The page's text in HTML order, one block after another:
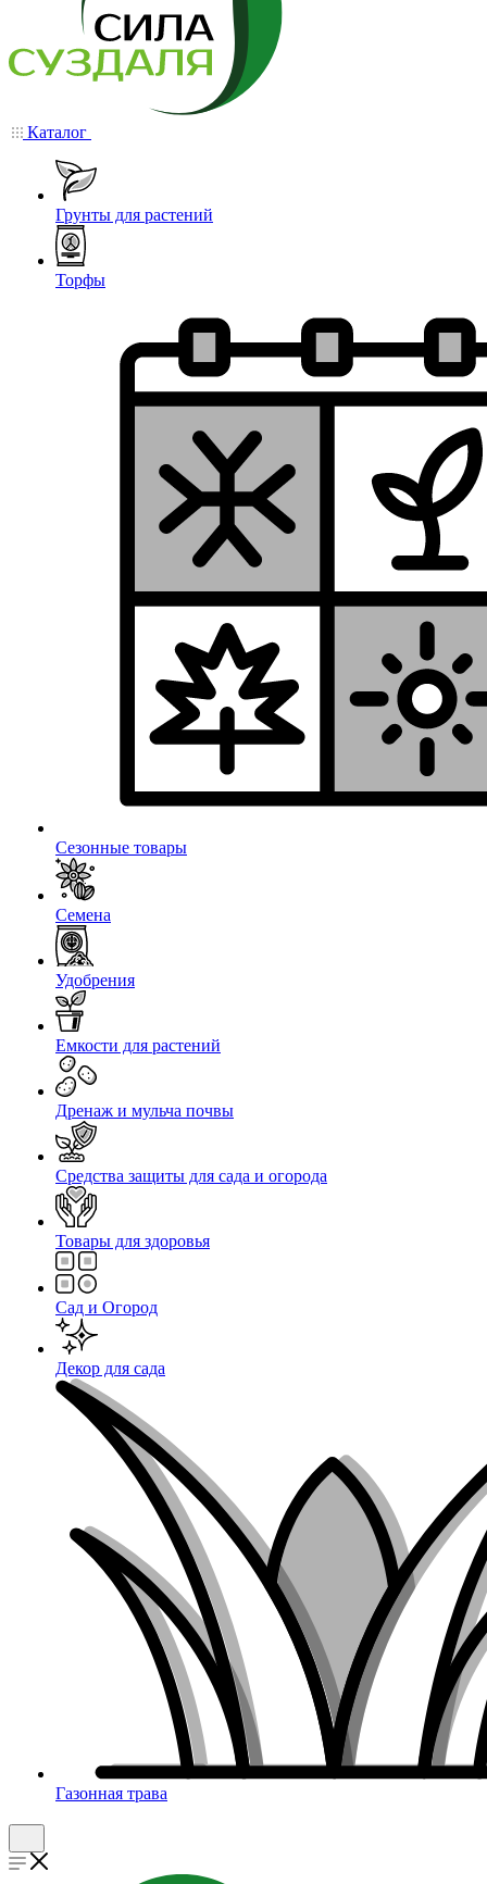
Каталог
Грунты для растений
Торфы
Сезонные товары
Семена
Удобрения
Емкости для растений
Дренаж и мульча почвы
Средства защиты для сада и огорода
Товары для здоровья
Сад и Огород
Декор для сада
Газонная трава